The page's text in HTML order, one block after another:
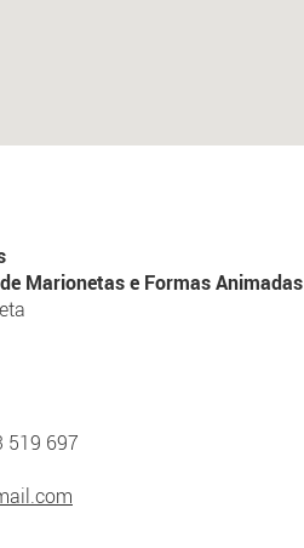
Marionetas e Formas Animadas
519 697